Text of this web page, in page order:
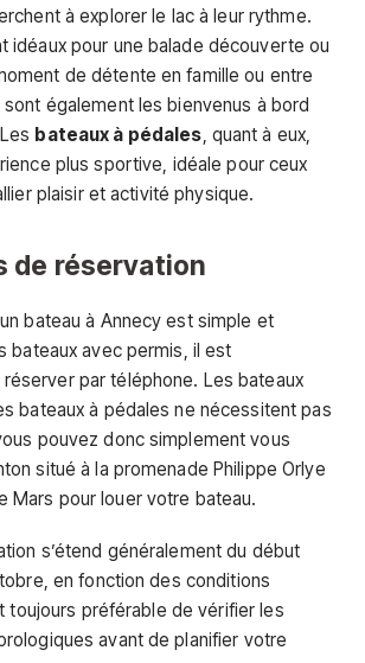
à explorer le lac à leur rythme.
idéaux pour une balade découverte ou
de détente en famille ou entre
également les bienvenus à bord
bateaux à pédales, quant à eux,
plus sportive, idéale pour ceux
plaisir et activité physique.
de réservation
bateau à Annecy est simple et
bateaux avec permis, il est
par téléphone. Les bateaux
bateaux à pédales ne nécessitent pas
pouvez donc simplement vous
situé à la promenade Philippe Orlye
Mars pour louer votre bateau.
s’étend généralement du début
en fonction des conditions
toujours préférable de vérifier les
avant de planifier votre